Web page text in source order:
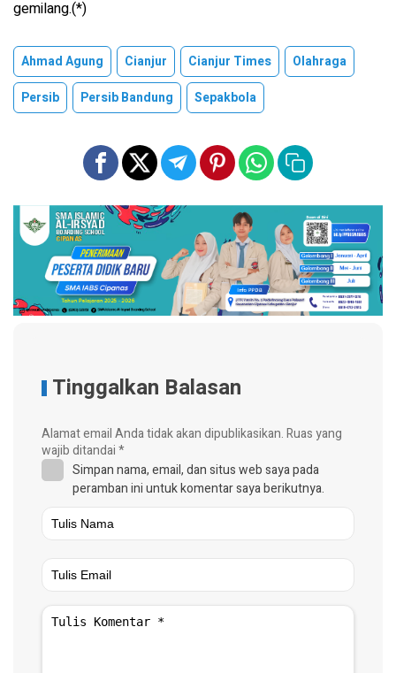
gemilang.(*)
Ahmad Agung Cianjur Cianjur Times
Olahraga
Persib
Persib Bandung Sepakbola
Tinggalkan Balasan
Alamat email Anda tidak akan dipublikasikan.Ruas yang
wajib ditandai*
Simpan nama, email, dan situs web saya pada
peramban ini untuk komentar saya berikutnya.